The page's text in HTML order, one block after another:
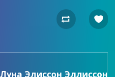
 
Элиссон Эллиссон